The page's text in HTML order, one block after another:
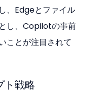
、Edgeとファイル
し、Copilotの事前
ことが注目されて
ト戦略